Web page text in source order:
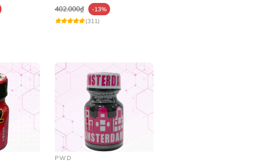
402.000₫
-13%
(311)
PWD